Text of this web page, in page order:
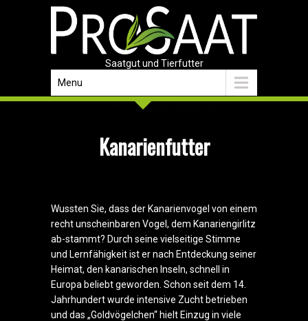
Saatgut und Tierfutter
Menu
Kanarienfutter
Wussten Sie, dass der Kanarienvogel von einem
recht unscheinbaren Vogel, dem Kanariengirlitz
ab-stammt? Durch seine vielseitige Stimme
und Lernfähigkeit ist er nach Entdeckung seiner
Heimat, den kanarischen Inseln, schnell in
Europa beliebt geworden. Schon seit dem 14.
Jahrhundert wurde intensive Zucht betrieben
und das „Goldvögelchen“ hielt Einzug in viele